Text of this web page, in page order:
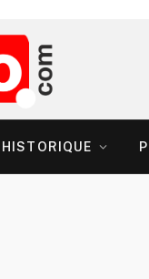
HISTORIQUE